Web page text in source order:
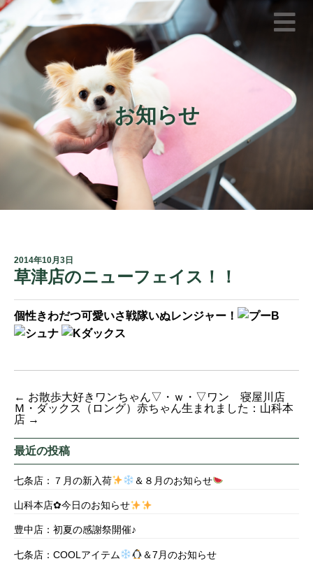
お知らせ
2014年10月3日
草津店のニューフェイス！！
個性きわだつ可愛いさ戦隊いぬレンジャー！
← お散歩大好きワンちゃん▽・ｗ・▽ワン 寝屋川店
Ｍ・ダックス（ロング）赤ちゃん生まれました：山科本
店 →
最近の投稿
七条店：７月の新入荷 ＆８月のお知らせ
山科本店✿今日のお知らせ
豊中店：初夏の感謝祭開催♪
七条店：COOLアイテム ＆7月のお知らせ